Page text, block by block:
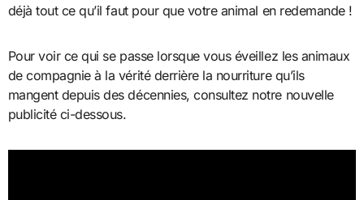
déjà tout ce qu’il faut pour que votre animal en redemande !
Pour voir ce qui se passe lorsque vous éveillez les animaux
de compagnie à la vérité derrière la nourriture qu’ils
mangent depuis des décennies, consultez notre nouvelle
publicité ci-dessous.